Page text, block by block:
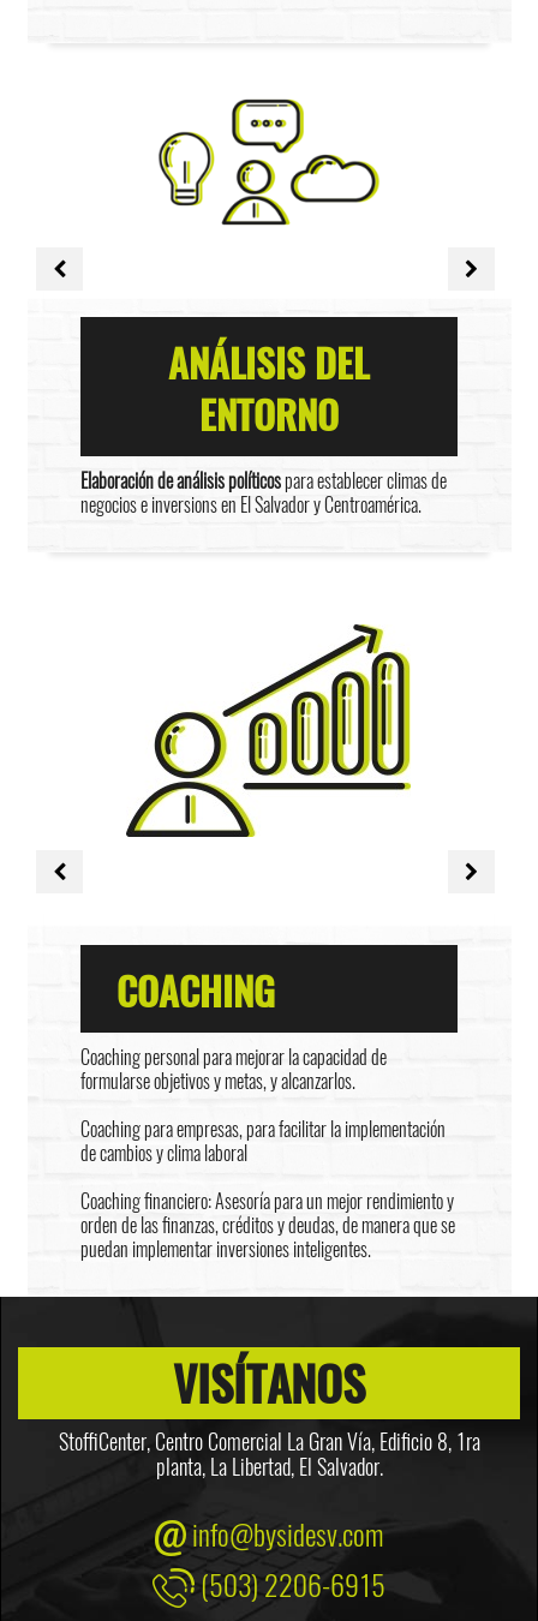
ANÁLISIS DEL
ENTORNO
Elaboración de análisis políticospara establecer climas de
negocios e inversions en El Salvador y Centroamérica.
COACHING
Coaching personal para mejorar la capacidad de
formularse objetivos y metas, y alcanzarlos.
Coaching para empresas, para facilitar la implementación
de cambios y clima laboral
Coaching financiero: Asesoría para un mejor rendimiento y
orden de las finanzas, créditos y deudas, de manera que se
puedan implementar inversiones inteligentes.
VISÍTANOS
StoffiCenter, Centro Comercial La Gran Vía, Edificio 8,1ra
planta, La Libertad, El Salvador.
info@bysidesv.com
(503) 2206-6915